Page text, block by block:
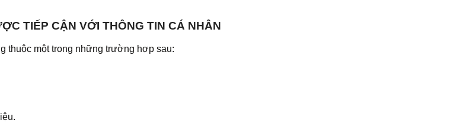
TIẾP CẬN VỚI THÔNG TIN CÁ NHÂN
thuộc một trong những trường hợp sau: